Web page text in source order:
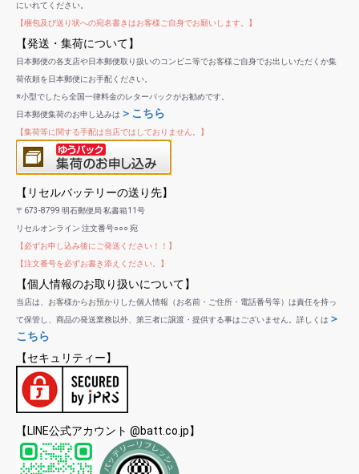
にいれてください。
【梱包及び送り状への宛名書きはお客様ご自身でお願いします。】
【発送・集荷について】
日本郵便の各支店や日本郵便取り扱いのコンビニ等でお客様ご自身でお出しいただくか集
荷依頼を日本郵便にお手配ください。
※小型でしたら全国一律料金のレターパックがお勧めです。
日本郵便集荷のお申し込みは ＞こちら
【集荷等に関する手配は当店ではしておりません。】
【リセルバッテリーの送り先】
〒673-8799 明石郵便局 私書箱11号
リセルオンライン 注文番号○○○ 宛
【必ずお申し込み後にご発送ください！！】
【注文番号を必ずお書き添えください。】
【個人情報のお取り扱いについて】
当店は、お客様からお預かりした個人情報（お名前・ご住所・電話番号等）は責任を持っ
て保管し、商品の発送業務以外、第三者に譲渡・提供する事はございません。詳しくは ＞
こちら
【セキュリティー】
【LINE公式アカウント @batt.co.jp】